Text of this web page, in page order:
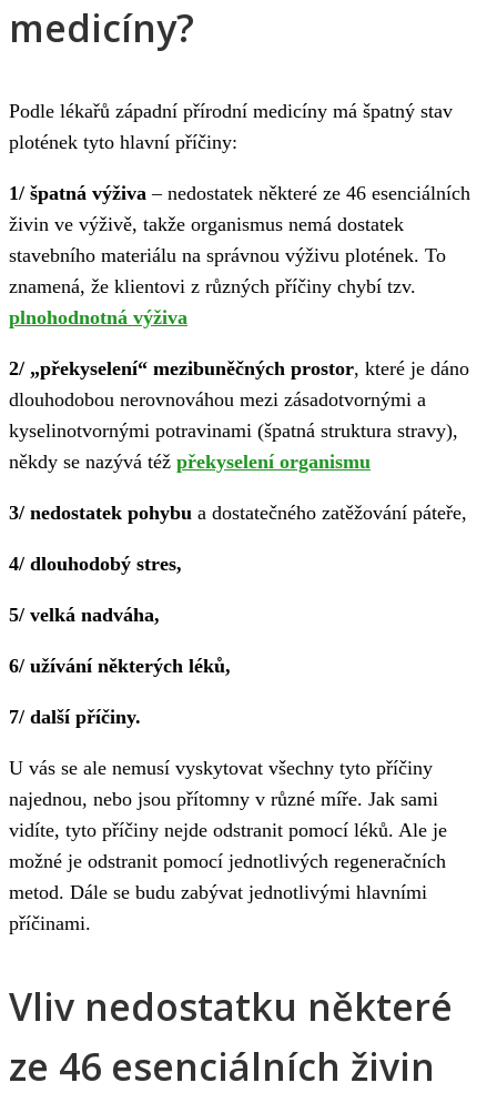
medicíny?
Podle lékařů západní přírodní medicíny má špatný stav
plotének tyto hlavní příčiny:
1/ špatná výživa – nedostatek některé ze 46 esenciálních
živin ve výživě, takže organismus nemá dostatek
stavebního materiálu na správnou výživu plotének. To
znamená, že klientovi z různých příčiny chybí tzv.
plnohodnotná výživa
2/ „překyselení“ mezibuněčných prostor, které je dáno
dlouhodobou nerovnováhou mezi zásadotvornými a
kyselinotvornými potravinami (špatná struktura stravy),
někdy se nazývá též překyselení organismu
3/ nedostatek pohybu a dostatečného zatěžování páteře,
4/ dlouhodobý stres,
5/ velká nadváha,
6/ užívání některých léků,
7/ další příčiny.
U vás se ale nemusí vyskytovat všechny tyto příčiny
najednou, nebo jsou přítomny v různé míře. Jak sami
vidíte, tyto příčiny nejde odstranit pomocí léků. Ale je
možné je odstranit pomocí jednotlivých regeneračních
metod. Dále se budu zabývat jednotlivými hlavními
příčinami.
Vliv nedostatku některé
ze 46 esenciálních živin